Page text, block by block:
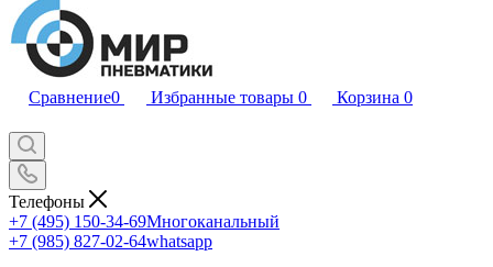
Сравнение0 Избранные товары 0 Корзина 0
Телефоны
+7 (495) 150-34-69Многоканальный
+7 (985) 827-02-64whatsapp